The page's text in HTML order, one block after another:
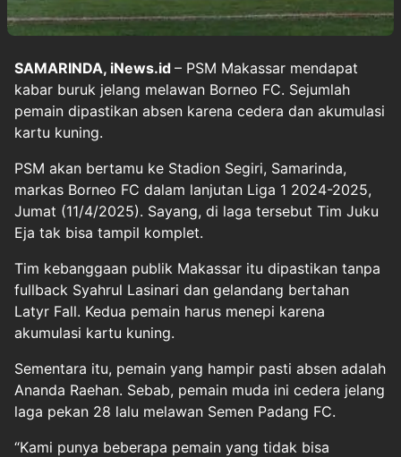
SAMARINDA, iNews.id – PSM Makassar mendapat
kabar buruk jelang melawan Borneo FC. Sejumlah
pemain dipastikan absen karena cedera dan akumulasi
kartu kuning.
PSM akan bertamu ke Stadion Segiri, Samarinda,
markas Borneo FC dalam lanjutan Liga 1 2024-2025,
Jumat (11/4/2025). Sayang, di laga tersebut Tim Juku
Eja tak bisa tampil komplet.
Tim kebanggaan publik Makassar itu dipastikan tanpa
fullback Syahrul Lasinari dan gelandang bertahan
Latyr Fall. Kedua pemain harus menepi karena
akumulasi kartu kuning.
Sementara itu, pemain yang hampir pasti absen adalah
Ananda Raehan. Sebab, pemain muda ini cedera jelang
laga pekan 28 lalu melawan Semen Padang FC.
“Kami punya beberapa pemain yang tidak bisa